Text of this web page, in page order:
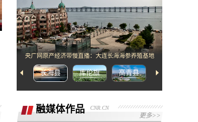
央广网原产经济带慢直播：大连长海海参养殖基地
长海县 库伦旗 高青县 武宁县
融媒体作品 CNR.CN
更多>>